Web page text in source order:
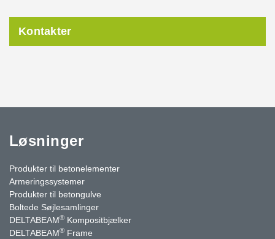
Kontakter
Løsninger
Produkter til betonelementer
Armeringssystemer
Produkter til betongulve
Boltede Søjlesamlinger
DELTABEAM® Kompositbjælker
DELTABEAM® Frame